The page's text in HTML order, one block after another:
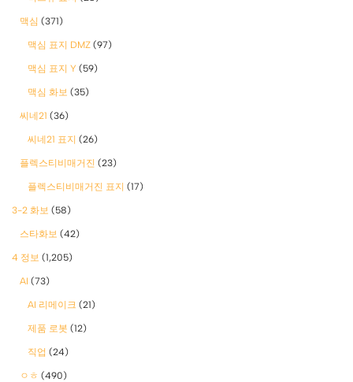
맥심 (371)
맥심 표지 DMZ (97)
맥심 표지 Y (59)
맥심 화보 (35)
씨네21 (36)
씨네21 표지 (26)
플렉스티비매거진 (23)
플렉스티비매거진 표지 (17)
3-2 화보 (58)
스타화보 (42)
4 정보 (1,205)
AI (73)
AI 리메이크 (21)
제품 로봇 (12)
직업 (24)
ㅇㅎ (490)